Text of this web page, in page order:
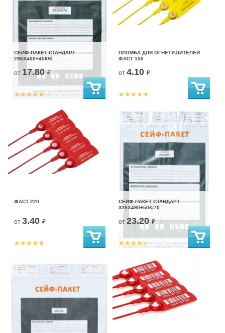
СЕЙФ-ПАКЕТ СТАНДАРТ
296Х400+45К/6
от 17.80₽
ПЛОМБА ДЛЯ ОГНЕТУШИТЕЛЕЙ
ФАСТ 150
от 4.10 ₽
ФАСТ 220
от 3.40 ₽
СЕЙФ-ПАКЕТ СТАНДАРТ
328Х490+50К/70
от 23.20₽